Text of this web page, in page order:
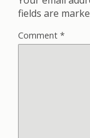
fields are
Comment *